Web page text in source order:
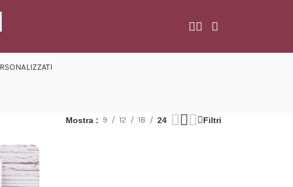
Mostra 9 12 18 24 Filtri